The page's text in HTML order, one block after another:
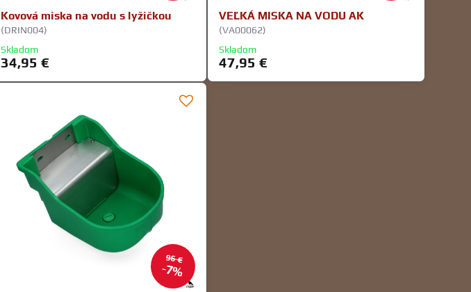
Kovová miska na vodu s lyžičkou
(DRIN004)
Skladom
34,95 €
VEĽKÁ MISKA NA VODU AK
(VA00062)
Skladom
47,95 €
96 €
7%